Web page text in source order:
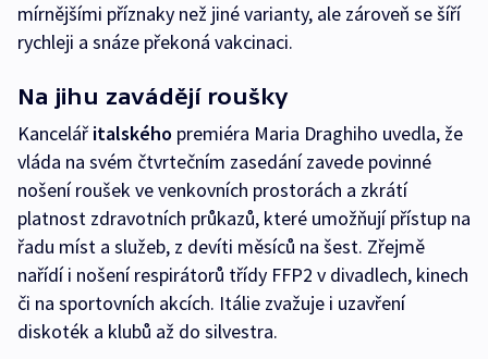
mírnějšími příznaky než jiné varianty, ale zároveň se šíří
rychleji a snáze překoná vakcinaci.
Na jihu zavádějí roušky
Kancelář italského premiéra Maria Draghiho uvedla, že
vláda na svém čtvrtečním zasedání zavede povinné
nošení roušek ve venkovních prostorách a zkrátí
platnost zdravotních průkazů, které umožňují přístup na
řadu míst a služeb, z devíti měsíců na šest. Zřejmě
nařídí i nošení respirátorů třídy FFP2 v divadlech, kinech
či na sportovních akcích. Itálie zvažuje i uzavření
diskoték a klubů až do silvestra.